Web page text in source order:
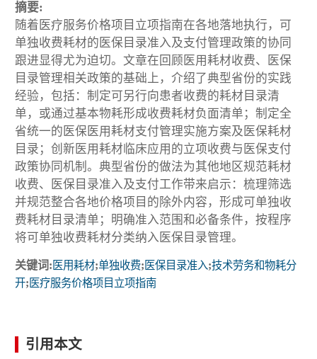
摘要:
随着医疗服务价格项目立项指南在各地落地执行，可
单独收费耗材的医保目录准入及支付管理政策的协同
跟进显得尤为迫切。文章在回顾医用耗材收费、医保
目录管理相关政策的基础上，介绍了典型省份的实践
经验，包括：制定可另行向患者收费的耗材目录清
单，或通过基本物耗形成收费耗材负面清单；制定全
省统一的医保医用耗材支付管理实施方案及医保耗材
目录；创新医用耗材临床应用的立项收费与医保支付
政策协同机制。典型省份的做法为其他地区规范耗材
收费、医保目录准入及支付工作带来启示：梳理筛选
并规范整合各地价格项目的除外内容，形成可单独收
费耗材目录清单；明确准入范围和必备条件，按程序
将可单独收费耗材分类纳入医保目录管理。
关键词: 医用耗材;单独收费; 医保目录准入;技术劳务和物耗分
开; 医疗服务价格项目立项指南
引用本文